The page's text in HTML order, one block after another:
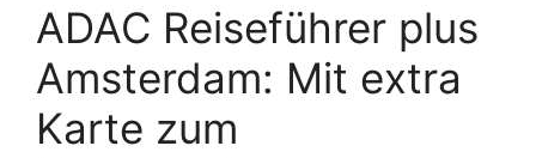
ADAC Reiseführer plus
Amsterdam: Mit extra
Karte zum